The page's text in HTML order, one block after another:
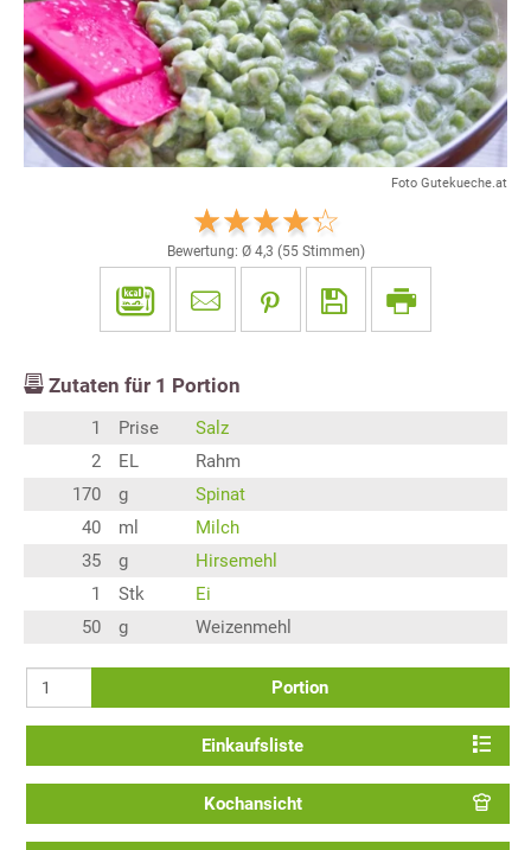
Foto Gutekueche.at
Bewertung: Ø 4,3 (55Stimmen)
Zutaten für 1 Portion
1 Prise
Salz
2
EL
Rahm
170
g
Spinat
40
ml
Milch
35
g
Hirsemehl
1
Stk
Ei
50
g Weizenmehl
Portion
Einkaufsliste
Kochansicht